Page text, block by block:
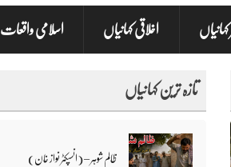
کہانیاں اخلاقی کہانیاں اسلامی واقعات
تازہ ترین کہانیاں
ظالم شوہر – (انسپکٹر نواز خان)